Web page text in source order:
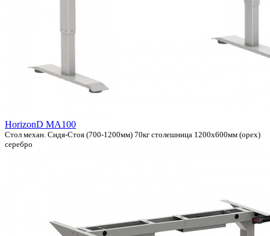
HorizonD MA100
Стол механ. Сидя-Стоя (700-1200мм) 70кг столешница 1200x600мм (орех)
серебро